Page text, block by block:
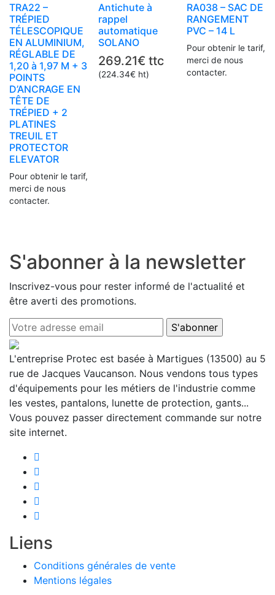
TRA22 –
TRÉPIED
TÉLESCOPIQUE
EN ALUMINIUM,
RÉGLABLE DE
1,20 à 1,97 M + 3
POINTS
D’ANCRAGE EN
TÊTE DE
TRÉPIED + 2
PLATINES
TREUIL ET
PROTECTOR
ELEVATOR
Pour obtenir le tarif,
merci de nous
contacter.
Antichute à
rappel
automatique
SOLANO
269.21€ ttc
(224.34€ ht)
RA038 – SAC DE
RANGEMENT
PVC – 14 L
Pour obtenir le tarif,
merci de nous
contacter.
S'abonner à la newsletter
Inscrivez-vous pour rester informé de l'actualité et
être averti des promotions.
L'entreprise Protec est basée à Martigues (13500) au 5
rue de Jacques Vaucanson. Nous vendons tous types
d'équipements pour les métiers de l'industrie comme
les vestes, pantalons, lunette de protection, gants...
Vous pouvez passer directement commande sur notre
site internet.
Liens
Conditions générales de vente
Mentions légales